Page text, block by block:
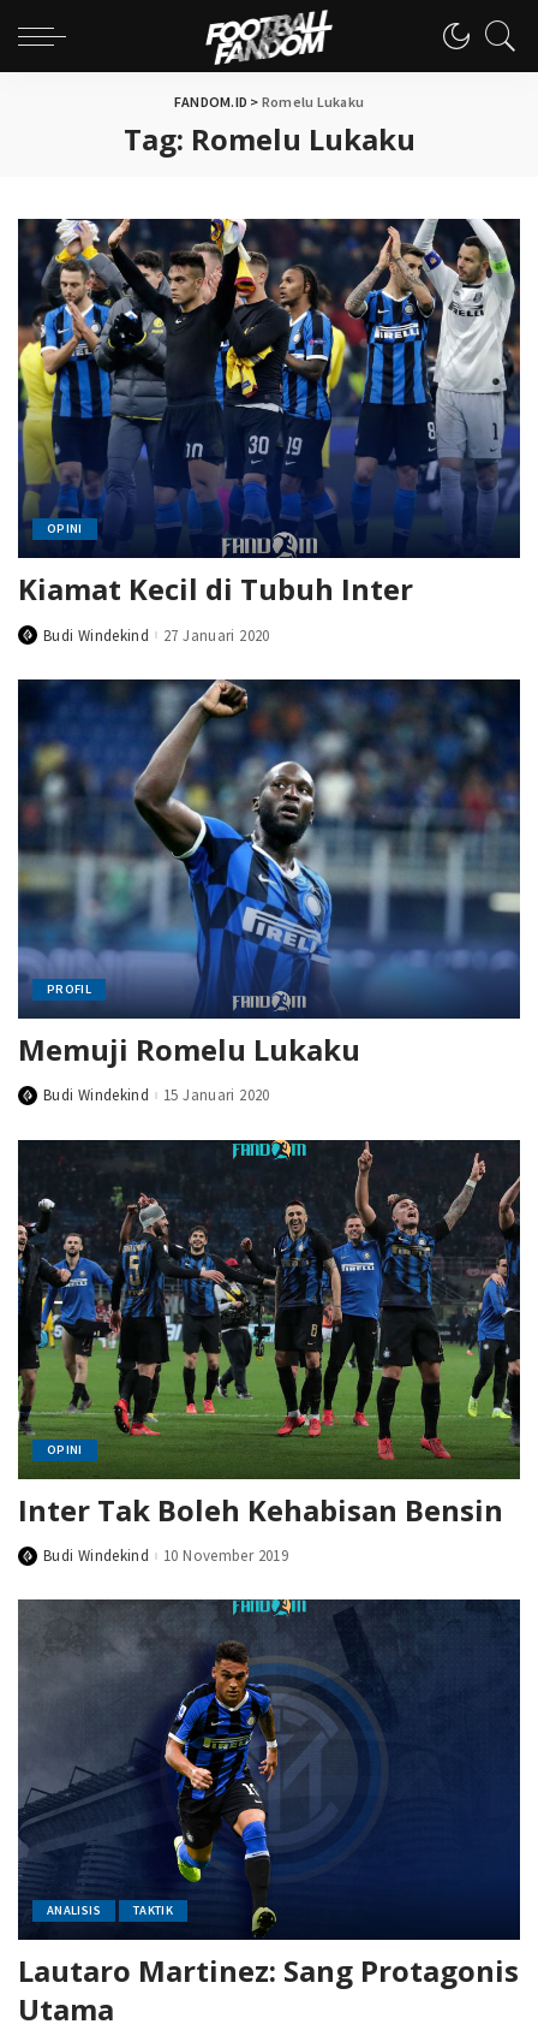
FANDOM.ID > Romelu Lukaku
Tag: Romelu Lukaku
OPINI
Kiamat Kecil di Tubuh Inter
PostedBudi Windekind 27 Januari 2020
PROFIL
Memuji Romelu Lukaku
PostedBudi Windekind 15 Januari 2020
OPINI
Inter Tak Boleh Kehabisan Bensin
PostedBudi Windekind 10 November 2019
ANALISIS TAKTIK
Lautaro Martinez: Sang Protagonis
Utama